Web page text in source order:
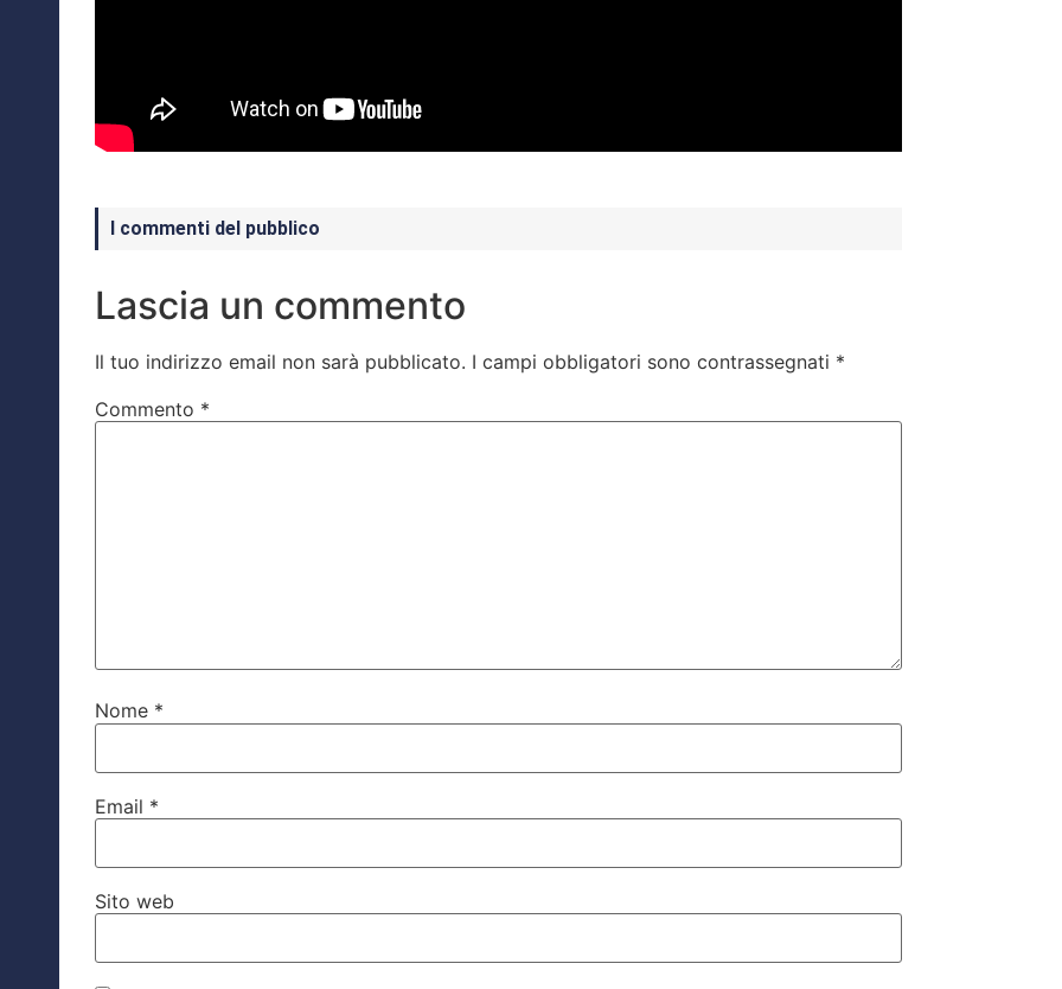
I commenti del pubblico
Lascia un commento
Il tuo indirizzo email non sarà pubblicato. I campi obbligatori sono contrassegnati *
Commento *
Nome *
Email *
Sito web